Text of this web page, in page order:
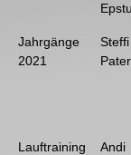
Jahrgänge
2021
Steffi
Lauftraining
Andi